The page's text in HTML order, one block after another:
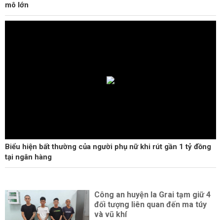
mô lớn
Biểu hiện bất thường của người phụ nữ khi rút gần 1 tỷ đồng
tại ngân hàng
Công an huyện Ia Grai tạm giữ 4
đối tượng liên quan đến ma túy
và vũ khí